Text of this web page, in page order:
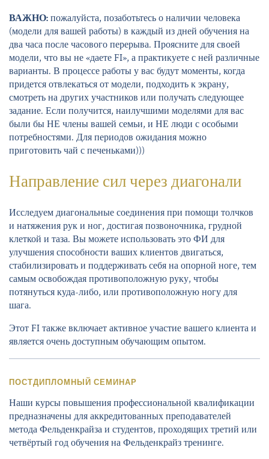
ВАЖНО:пожалуйста, позаботьтесь о наличии человека
(модели для вашей работы) в каждый из дней обучения на
два часа после часового перерыва. Проясните для своей
модели, что вы не «даете FI», а практикуете с ней различные
варианты. В процессе работы у вас будут моменты, когда
придется отвлекаться от модели, подходить к экрану,
смотреть на других участников или получать следующее
задание. Если получится, наилучшими моделями для вас
были бы НЕ члены вашей семьи, и НЕ люди с особыми
потребностями. Для периодов ожидания можно
приготовить чай с печеньками)))
Направление сил через диагонали
Исследуем диагональные соединения при помощи толчков
и натяжения рук и ног, достигая позвоночника, грудной
клеткой и таза. Вы можете использовать это ФИ для
улучшения способности ваших клиентов двигаться,
стабилизировать и поддерживать себя на опорной ноге, тем
самым освобождая противоположную руку, чтобы
потянуться куда-либо, или противоположную ногу для
шага.
Этот FI также включает активное участие вашего клиента и
является очень доступным обучающим опытом.
ПОСТДИПЛОМНЫЙ СЕМИНАР
Наши курсы повышения профессиональной квалификации
предназначены для аккредитованных преподавателей
метода Фельденкрайза и студентов, проходящих третий или
четвёртый год обучения на Фельденкрайз тренинге.